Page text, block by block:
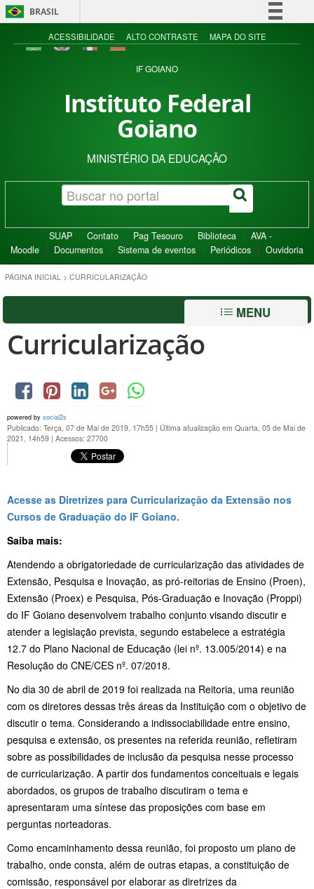
BRASIL
Simplifique!
Acesso à informação
ACESSIBILIDADE ALTO CONTRASTE MAPA DO SITE
IF GOIANO
Instituto Federal
Goiano
MINISTÉRIO DA EDUCAÇÃO
SUAP Contato Pag Tesouro Biblioteca
AVA -
Moodle
Documentos Sistema de eventos Periódicos Ouvidoria
PÁGINA INICIAL > CURRICULARIZAÇÃO
MENU
Curricularização
powered by social2s
Publicado: Terça, 07 de Mai de 2019, 17h55 | Última atualização em Quarta, 05 de Mai de
2021, 14h59 | Acessos: 27700
Acesse as Diretrizes para Curricularização da Extensão nos
Cursos de Graduação do IF Goiano.
Saiba mais:
Atendendo a obrigatoriedade de curricularização das atividades de
Extensão, Pesquisa e Inovação, as pró-reitorias de Ensino (Proen),
Extensão (Proex) e Pesquisa, Pós-Graduação e Inovação (Proppi)
do IF Goiano desenvolvem trabalho conjunto visando discutir e
atender a legislação prevista, segundo estabelece a estratégia
12.7 do Plano Nacional de Educação (lei nº. 13.005/2014) e na
Resolução do CNE/CES nº. 07/2018.
No dia 30 de abril de 2019 foi realizada na Reitoria, uma reunião
com os diretores dessas três áreas da Instituição com o objetivo de
discutir o tema. Considerando a indissociabilidade entre ensino,
pesquisa e extensão, os presentes na referida reunião, refletiram
sobre as possibilidades de inclusão da pesquisa nesse processo
de curricularização. A partir dos fundamentos conceituais e legais
abordados, os grupos de trabalho discutiram o tema e
apresentaram uma síntese das proposições com base em
perguntas norteadoras.
Como encaminhamento dessa reunião, foi proposto um plano de
trabalho, onde consta, além de outras etapas, a constituição de
comissão, responsável por elaborar as diretrizes da